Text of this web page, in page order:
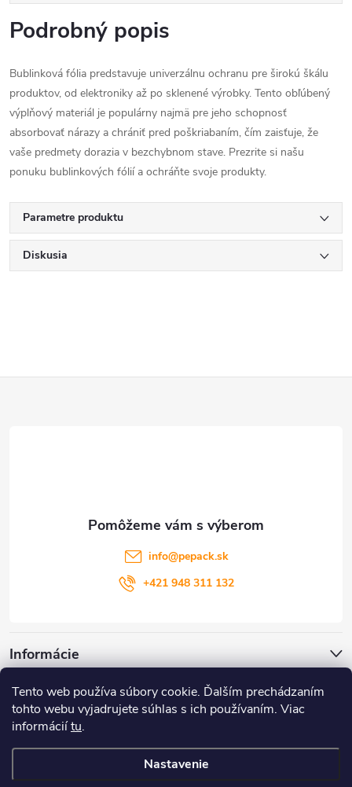
Tento web používa súbory cookie. Ďalším prechádzaním
tohto webu vyjadrujete súhlas s ich používaním. Viac
informáciítu.
Nastavenie
Podrobný popis
Bublinková fólia predstavuje univerzálnu ochranu pre širokú škálu
produktov, od elektroniky až po sklenené výrobky. Tento obľúbený
výplňový materiál je populárny najmä pre jeho schopnosť
absorbovať nárazy a chrániť pred poškriabaním, čím zaisťuje, že
vaše predmety dorazia v bezchybnom stave. Prezrite si našu
ponuku bublinkových fólií a ochráňte svoje produkty.
Parametre produktu
Diskusia
e
Informácie
Zákaznícky servis
info@pepack.sk
+421 948 311 132